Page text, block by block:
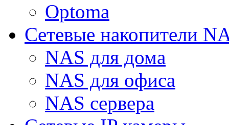
Optoma
Сетевые накопители
NAS для дома
NAS для офиса
NAS сервера